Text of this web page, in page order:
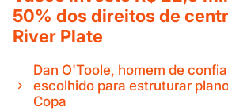
50% dos direitos de
River Plate
Dan O'Toole, homem de
escolhido para estruturar
Copa